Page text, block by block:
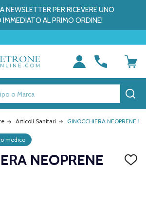
NEWSLETTER PER RICEVERE UNO
AL PRIMO ORDINE!
Articoli Sanitari GINOCCHIERA NEOPRENE
medico
NEOPRENE